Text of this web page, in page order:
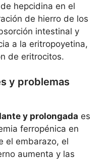
hepcidina en el
de hierro de los
intestinal y
a la eritropoyetina,
de eritrocitos.
y problemas
y prolongada es
ferropénica en
el embarazo, el
aumenta y las